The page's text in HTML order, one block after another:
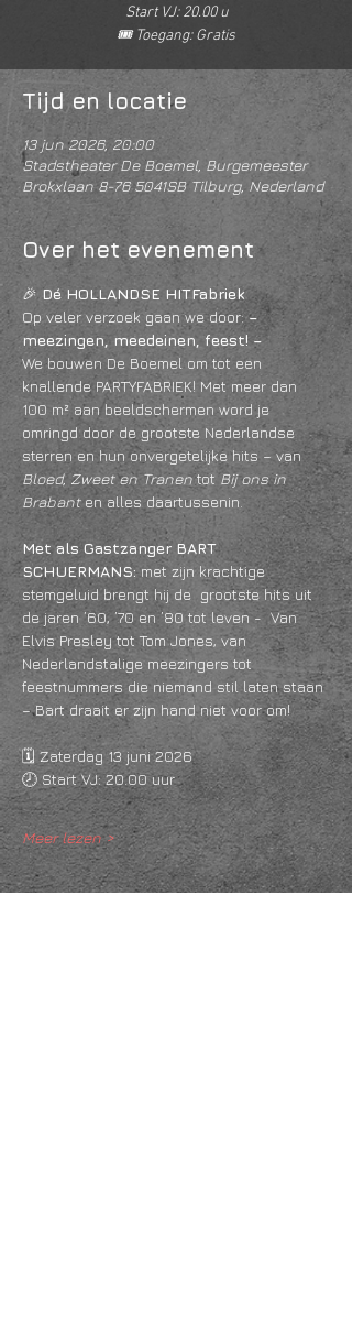
Start VJ: 20.00 u
🎟️ Toegang: Gratis
Tijd en locatie
13 jun 2026, 20:00
Stadstheater De Boemel, Burgemeester
Brokxlaan 8-76 5041SB Tilburg, Nederland
Over het evenement
🎉 Dé HOLLANDSE HITFabriek
Op veler verzoek gaan we door: –
meezingen, meedeinen, feest! –
We bouwen De Boemel om tot een
knallende PARTYFABRIEK! Met meer dan
100 m² aan beeldschermen word je
omringd door de grootste Nederlandse
sterren en hun onvergetelijke hits – van
Bloed, Zweet en Tranen tot Bij ons in
Brabant en alles daartussenin.
Met als Gastzanger BART
SCHUERMANS: met zijn krachtige
stemgeluid brengt hij de  grootste hits uit
de jaren ’60, ’70 en ’80 tot leven -  Van
Elvis Presley tot Tom Jones, van
Nederlandstalige meezingers tot
feestnummers die niemand stil laten staan
– Bart draait er zijn hand niet voor om!
🗓️ Zaterdag 13 juni 2026
🕗 Start VJ: 20.00 uur
Meer lezen >
Deel dit evenement